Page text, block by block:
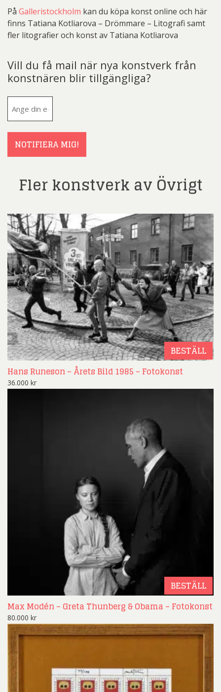
På Galleristockholm kan du köpa konst online och här
finns Tatiana Kotliarova – Drömmare – Litografi samt
fler litografier och konst av Tatiana Kotliarova
Vill du få mail när nya konstverk från
konstnären blir tillgängliga?
NOTIFIERA MIG!
Fler konstverk av Övrigt
BESTÄLL
Hans Runeson – Årets Bild 1985 – Fotokonst
36.000 kr
BESTÄLL
Max Modén – Greta Thunberg & Obama – Fotokonst
80.000 kr